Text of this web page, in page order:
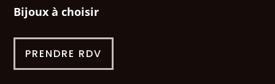
Bijoux à choisir
PRENDRE RDV